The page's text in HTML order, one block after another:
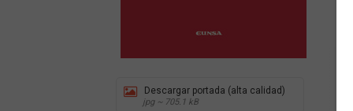
Descargar portada (alta calidad)
jpg ~ 705.1 kB